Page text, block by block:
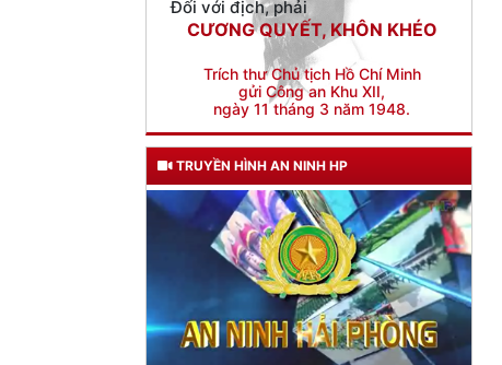
Trích thư Chủ tịch Hồ Chí Minh
gửi Công an Khu XII,
ngày 11 tháng 3 năm 1948.
TRUYỀN HÌNH AN NINH HP